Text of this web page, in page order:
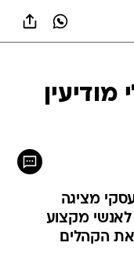
מודיעין
מציגה
מקצוע
את הקהלים